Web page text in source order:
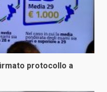
protocollo a